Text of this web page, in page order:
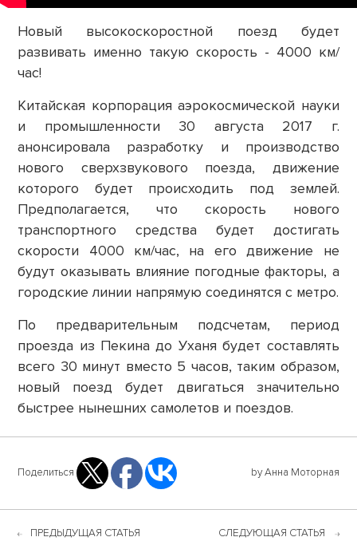
Новый высокоскоростной поезд будет
развивать именно такую скорость - 4000 км/
час!
Китайская корпорация аэрокосмической науки
и промышленности 30 августа 2017 г.
анонсировала разработку и производство
нового сверхзвукового поезда, движение
которого будет происходить под землей.
Предполагается, что скорость нового
транспортного средства будет достигать
скорости 4000 км/час, на его движение не
будут оказывать влияние погодные факторы, а
городские линии напрямую соединятся с метро.
По предварительным подсчетам, период
проезда из Пекина до Уханя будет составлять
всего 30 минут вместо 5 часов, таким образом,
новый поезд будет двигаться значительно
быстрее нынешних самолетов и поездов.
Поделиться by Анна Моторная
ПРЕДЫДУЩАЯ СТАТЬЯ СЛЕДУЮЩАЯ СТАТЬЯ